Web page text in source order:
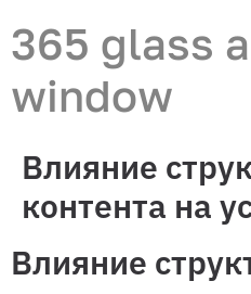
365 glass
window
Влияние
контента на
Влияние